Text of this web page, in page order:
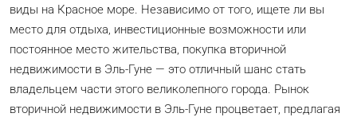
виды на Красное море. Независимо от того, ищете ли вы
место для отдыха, инвестиционные возможности или
постоянное место жительства, покупка вторичной
недвижимости в Эль-Гуне — это отличный шанс стать
владельцем части этого великолепного города. Рынок
вторичной недвижимости в Эль-Гуне процветает, предлагая